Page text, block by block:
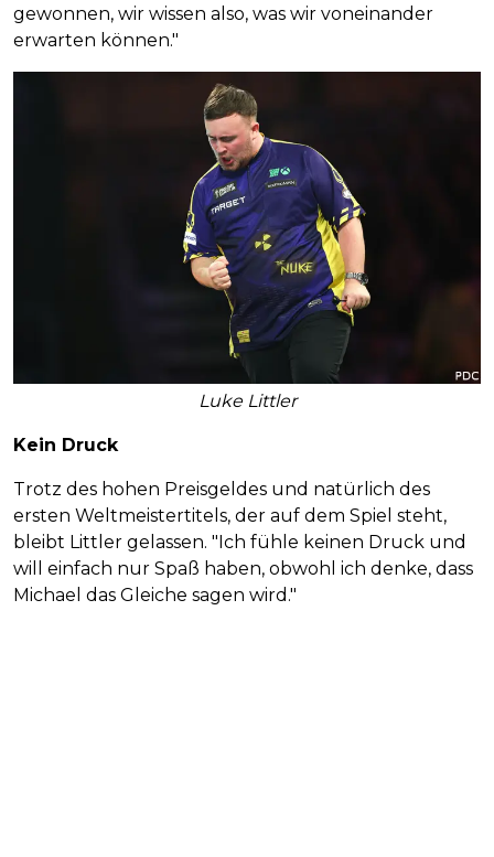
gewonnen, wir wissen also, was wir voneinander
erwarten können."
Luke Littler
Kein Druck
Trotz des hohen Preisgeldes und natürlich des
ersten Weltmeistertitels, der auf dem Spiel steht,
bleibt Littler gelassen. "Ich fühle keinen Druck und
will einfach nur Spaß haben, obwohl ich denke, dass
Michael das Gleiche sagen wird."